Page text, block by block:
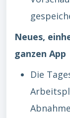
Neues,
ganzen App
Die